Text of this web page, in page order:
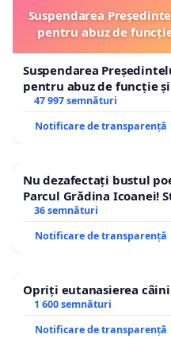
Suspendarea
pentru abuz de
Suspendarea
pentru abuz de funcție
47 997 semnături
Notificare de transparență
Nu dezafectați bustul
Parcul Grădina Icoanei!
36 semnături
Notificare de transparență
Opriți eutanasierea
1 600 semnături
Notificare de transparență